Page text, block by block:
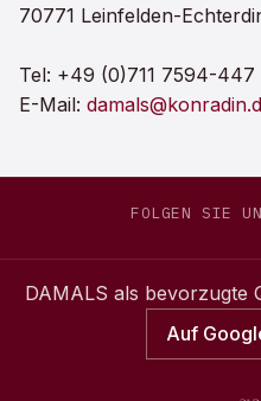
70771 Leinfelden-
Tel: +49 (0)711 7594-447
E-Mail:
FOLGEN SIE
DAMALS als bevorzugte
Auf